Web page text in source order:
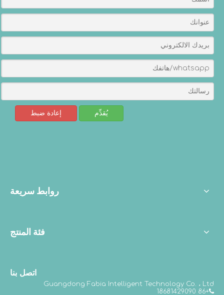
يُقدِّم إعادة ضبط
روابط سريعة
فئة المنتج
اتصل بنا
Guangdong Fabia Intelligent Technology Co. ، Ltd

+86 18681429090